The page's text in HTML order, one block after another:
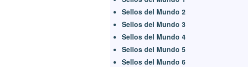
Sellos del Mundo 2
Sellos del Mundo 3
Sellos del Mundo 4
Sellos del Mundo 5
Sellos del Mundo 6